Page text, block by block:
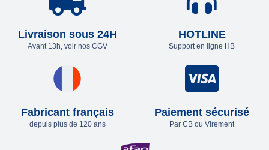
Livraison sous 24H
Avant 13h, voir nos CGV
HOTLINE
Support en ligne HB
Fabricant français
depuis plus de 120 ans
Paiement sécurisé
Par CB ou Virement